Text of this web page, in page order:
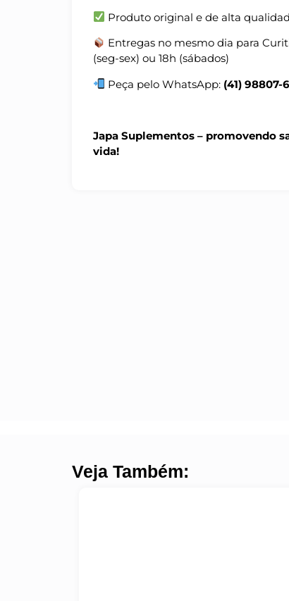
Produto original e de alta
Entregas no mesmo dia para
(seg-sex) ou 18h (sábados)
Peça pelo WhatsApp: (41) 98807-
Japa Suplementos – promovendo
vida!
Veja Também: